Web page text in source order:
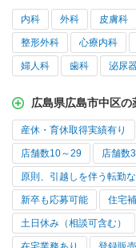
内科 外科 皮膚科
整形外科 心療内科
婦人科 歯科 泌尿
広島県広島市中区
産休・育休取得実績有り
店舗数10～29 店舗数
原則、引越しを伴う転勤
新卒も応募可能 住宅
土日休み（相談可含む）